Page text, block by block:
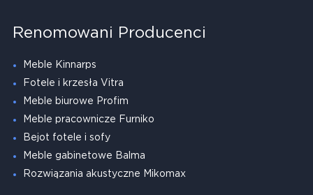
Renomowani Producenci
Meble Kinnarps
Fotele i krzesła Vitra
Meble biurowe Profim
Meble pracownicze Furniko
Bejot fotele i sofy
Meble gabinetowe Balma
Rozwiązania akustyczne Mikomax